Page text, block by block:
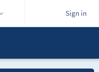
Sign in